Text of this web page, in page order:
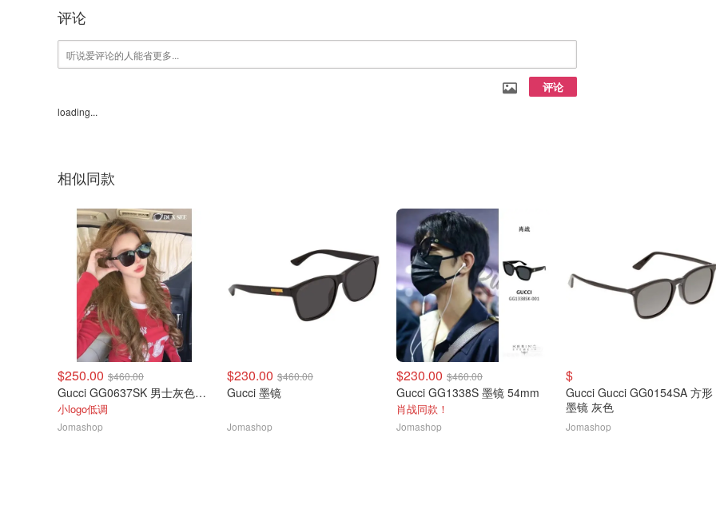
评论
评论
loading...
相似同款
$250.00 $460.00
Gucci GG0637SK 男士灰色太阳镜
小logo低调
Jomashop
$230.00 $460.00
Gucci 墨镜
Jomashop
$230.00 $460.00
Gucci GG1338S 墨镜 54mm
肖战同款！
Jomashop
$
Gucci Gucci GG0154SA 方形
墨镜 灰色
Jomashop